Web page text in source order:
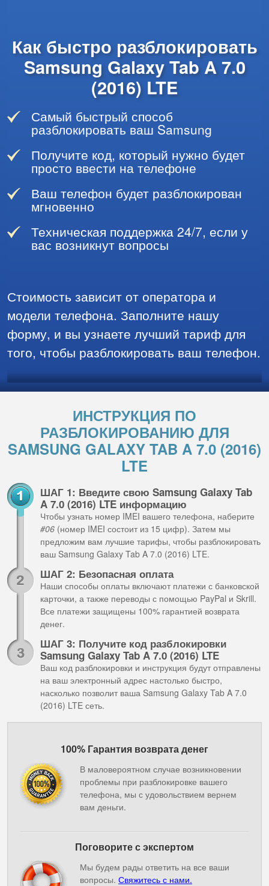
Как быстро разблокировать
Samsung Galaxy Tab A 7.0
(2016) LTE
Самый быстрый способ
разблокировать ваш Samsung
Получите код, который нужно будет
просто ввести на телефоне
Ваш телефон будет разблокирован
мгновенно
Техническая поддержка 24/7, если у
вас возникнут вопросы
Стоимость зависит от оператора и
модели телефона. Заполните нашу
форму, и вы узнаете лучший тариф для
того, чтобы разблокировать ваш телефон.
ИНСТРУКЦИЯ ПО
РАЗБЛОКИРОВАНИЮ ДЛЯ
SAMSUNG GALAXY TAB A 7.0 (2016)
LTE
ШАГ 1: Введите свою Samsung Galaxy Tab
A 7.0 (2016) LTE информацию
Чтобы узнать номер IMEI вашего телефона, наберите
#06 (номер IMEI состоит из 15 цифр). Затем мы
предложим вам лучшие тарифы, чтобы разблокировать
ваш Samsung Galaxy Tab A 7.0 (2016) LTE.
ШАГ 2: Безопасная оплата
Наши способы оплаты включают платежи с банковской
карточки, а также переводы с помощью PayPal и Skrill.
Все платежи защищены 100% гарантией возврата
денег.
ШАГ 3: Получите код разблокировки
Samsung Galaxy Tab A 7.0 (2016) LTE
Ваш код разблокировки и инструкция будут отправлены
на ваш электронный адрес настолько быстро,
насколько позволит ваша Samsung Galaxy Tab A 7.0
(2016) LTE сеть.
100% Гарантия возврата денег
В маловероятном случае возникновении
проблемы при разблокировке вашего
телефона, мы с удовольствием вернем
вам деньги.
Поговорите с экспертом
Мы будем рады ответить на все ваши
вопросы. Свяжитесь с нами.